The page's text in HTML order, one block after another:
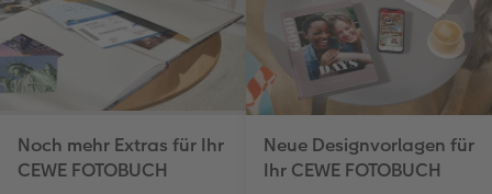
Noch mehr Extras für Ihr
CEWE FOTOBUCH
Neue Designvorlagen für
Ihr CEWE FOTOBUCH